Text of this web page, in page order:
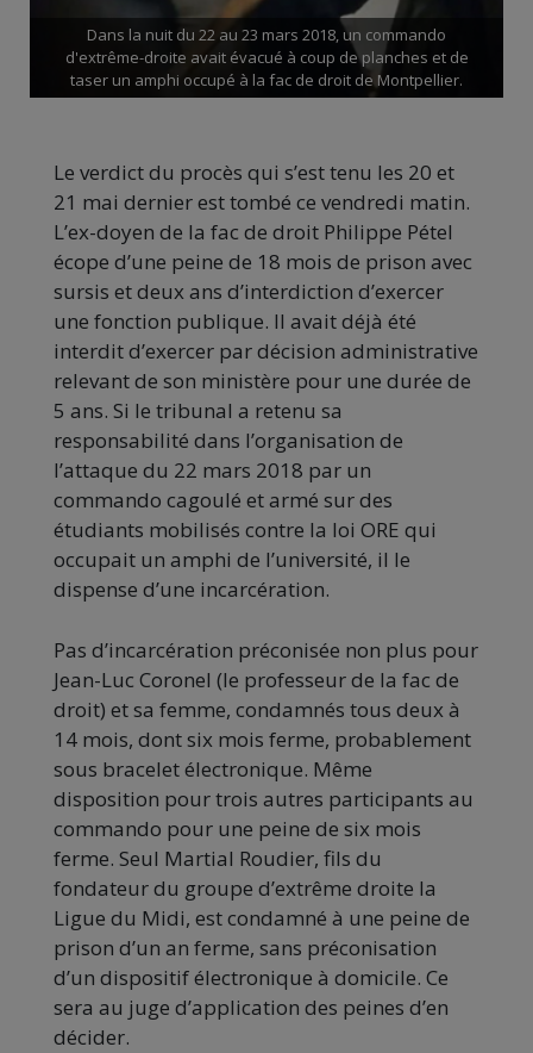
Dans la nuit du 22 au 23 mars 2018, un commando
d'extrême-droite avait évacué à coup de planches et de
taser un amphi occupé à la fac de droit de Montpellier.
Le verdict du procès qui s’est tenu les 20 et
21 mai dernier est tombé ce vendredi matin.
L’ex-doyen de la fac de droit Philippe Pétel
écope d’une peine de 18 mois de prison avec
sursis et deux ans d’interdiction d’exercer
une fonction publique. Il avait déjà été
interdit d’exercer par décision administrative
relevant de son ministère pour une durée de
5 ans. Si le tribunal a retenu sa
responsabilité dans l’organisation de
l’attaque du 22 mars 2018 par un
commando cagoulé et armé sur des
étudiants mobilisés contre la loi ORE qui
occupait un amphi de l’université, il le
dispense d’une incarcération.
Pas d’incarcération préconisée non plus pour
Jean-Luc Coronel (le professeur de la fac de
droit) et sa femme, condamnés tous deux à
14 mois, dont six mois ferme, probablement
sous bracelet électronique. Même
disposition pour trois autres participants au
commando pour une peine de six mois
ferme. Seul Martial Roudier, fils du
fondateur du groupe d’extrême droite la
Ligue du Midi, est condamné à une peine de
prison d’un an ferme, sans préconisation
d’un dispositif électronique à domicile. Ce
sera au juge d’application des peines d’en
décider.